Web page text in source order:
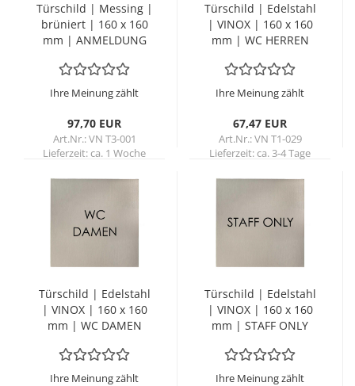
Tür­schild | Mes­sing |
brü­niert | 160 x 160
mm | AN­MEL­DUNG
Ihre Meinung zählt
97,70 EUR
Art.Nr.: VN T3-001
Lieferzeit:ca. 1 Woche
Tür­schild | Edel­stahl
| VINOX | 160 x 160
mm | WC HER­REN
Ihre Meinung zählt
67,47 EUR
Art.Nr.: VN T1-029
Lieferzeit:ca. 3-4 Tage
Tür­schild | Edel­stahl
| VINOX | 160 x 160
mm | WC DAMEN
Ihre Meinung zählt
Tür­schild | Edel­stahl
| VINOX | 160 x 160
mm | STAFF ONLY
Ihre Meinung zählt